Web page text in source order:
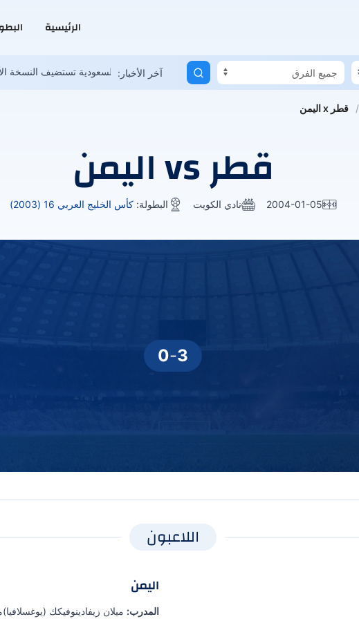
الرئيسية
آخر الأخبار:
المخيني في حوار لكووورة: الأندية العمانية تعاني.. وحلم المونديال ممكن السعودية
قطر x اليمن
قطر vs اليمن
2004-01-05 نادي الكويت البطولة:كأس الخليج العربي 16 (2003)
3
-
0
اللاعبون
اليمن
المدرب: ميلان زيفادينوفيكك